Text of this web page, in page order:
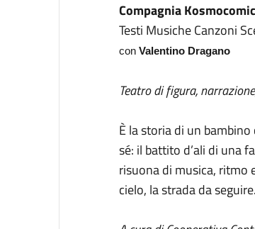
Compagnia
Testi Musiche Canzoni
con Valentino Dragano
Teatro di figura,
È la storia di un
sé: il battito d’ali di una
risuona di musica, ritmo
cielo, la strada da seguire.